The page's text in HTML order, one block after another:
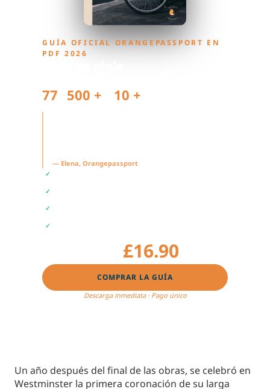
GUÍA OFICIAL ORANGEPASSPORT EN
PDF 2026
77 500 + 10 +
— Elena, Orangepassport
✓
✓
✓
✓
£16.90
COMPRAR LA GUÍA
Descarga inmediata · Pago único
Un año después del final de las obras, se celebró en
Westminster la primera coronación de su larga